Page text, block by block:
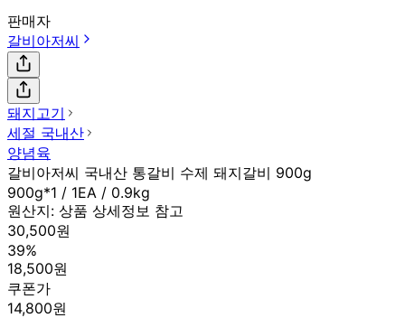
판매자
갈비아저씨
돼지고기
세절 국내산
양념육
갈비아저씨 국내산 통갈비 수제 돼지갈비 900g
900g*1 / 1EA / 0.9kg
원산지: 상품 상세정보 참고
30,500원
39%
18,500원
쿠폰가
14,800원